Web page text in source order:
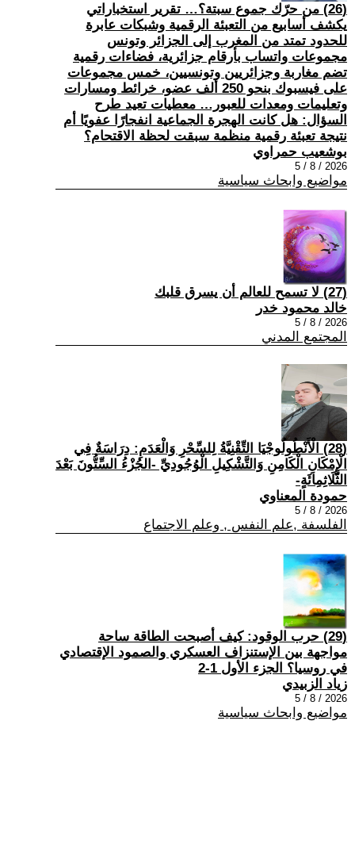
(26) من حرّك جموع سبتة؟… تقرير استخباراتي
يكشف أسابيع من التعبئة الرقمية وشبكات عابرة
للحدود تمتد من المغرب إلى الجزائر وتونس
مجموعات واتساب بأرقام جزائرية، فضاءات رقمية
تضم مغاربة وجزائريين وتونسيين، خمس مجموعات
على فيسبوك بنحو 250 ألف عضو، خرائط ومسارات
وتعليمات ومعدات للعبور… معطيات تعيد طرح
السؤال: هل كانت الهجرة الجماعية انفجارًا عفويًا أم
نتيجة تعبئة رقمية منظمة سبقت لحظة الاقتحام؟
بوشعيب حمراوي
2026 / 8 / 5
مواضيع وابحاث سياسية
(27) لا تسمح للعالم أن يسرق قلبك
خالد محمود خدر
2026 / 8 / 5
المجتمع المدني
(28) الْأَنْطُولُوجْيَا التِّقْنِيَّةُ لِلسِّحْرِ وَالْعَدَمِ: دِرَاسَةٌ فِي
الْإِمْكَانِ الْكَامِنِ وَالتَّشْكِيلِ الْوُجُودِيِّ -الجُزْءُ السِّتُّونَ بَعْدَ
الثَّلَاثِمِائَةٍ-
حمودة المعناوي
2026 / 8 / 5
الفلسفة ,علم النفس , وعلم الاجتماع
(29) حرب الوقود: كيف أصبحت الطاقة ساحة
مواجهة بين الإستنزاف العسكري والصمود الإقتصادي
في روسيا؟ الجزء الأول 1-2
زياد الزبيدي
2026 / 8 / 5
مواضيع وابحاث سياسية